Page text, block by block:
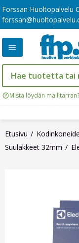
Forssan Huoltopalvelu
Mistä löydän mallitarran?
Etusivu
Suulakkeet 32mm